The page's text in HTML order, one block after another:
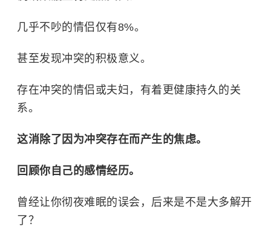
几乎不吵的情侣仅有8%。
甚至发现冲突的积极意义。
存在冲突的情侣或夫妇，有着更健康持久的关
系。
这消除了因为冲突存在而产生的焦虑。
回顾你自己的感情经历。
曾经让你彻夜难眠的误会，后来是不是大多解开
了？